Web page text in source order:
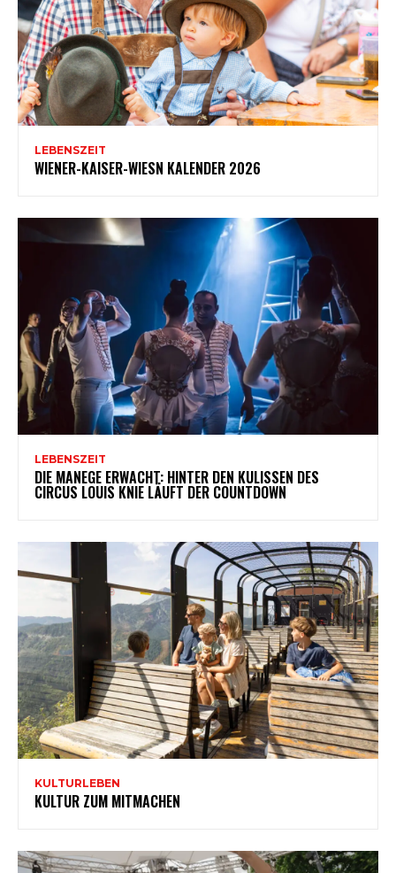
LEBENSZEIT
WIENER-KAISER-WIESN KALENDER 2026
LEBENSZEIT
DIE MANEGE ERWACHT: HINTER DEN KULISSEN DES
CIRCUS LOUIS KNIE LÄUFT DER COUNTDOWN
KULTURLEBEN
KULTUR ZUM MITMACHEN